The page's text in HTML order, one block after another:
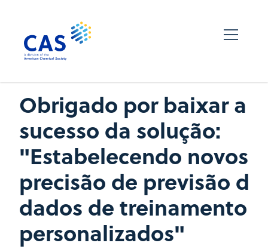
Obrigado por baixar a
sucesso da solução:
"Estabelecendo novos
precisão de previsão
dados de treinamento
personalizados"